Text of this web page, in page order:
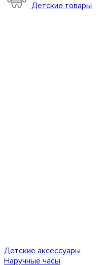
Детские товары
Детские аксессуары
Наручные часы